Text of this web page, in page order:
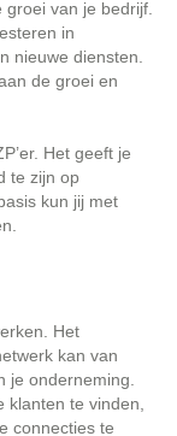
van je bedrijf.
in
nieuwe diensten.
de groei en
Het geeft je
te zijn op
kun jij met
Het
kan van
je onderneming.
te vinden,
connecties te